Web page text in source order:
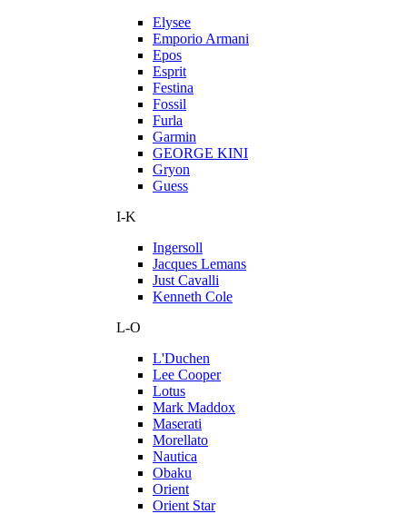
Elysee
Emporio Armani
Epos
Esprit
Festina
Fossil
Furla
Garmin
GEORGE KINI
Gryon
Guess
I-K
Ingersoll
Jacques Lemans
Just Cavalli
Kenneth Cole
L-O
L'Duchen
Lee Cooper
Lotus
Mark Maddox
Maserati
Morellato
Nautica
Obaku
Orient
Orient Star